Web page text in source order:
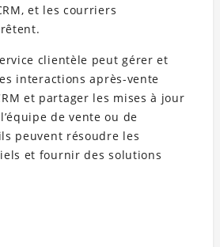
et les courriers
clientèle peut gérer et
interactions après-vente
et partager les mises à jour
de vente ou de
peuvent résoudre les
et fournir des solutions